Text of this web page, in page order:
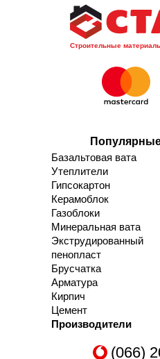
Строительные
Базальтовая вата
Утеплители
Гипсокартон
Керамоблок
Газоблоки
Минеральная вата
Экструдированный
пенопласт
Брусчатка
Арматура
Кирпич
Цемент
Производители
(066)